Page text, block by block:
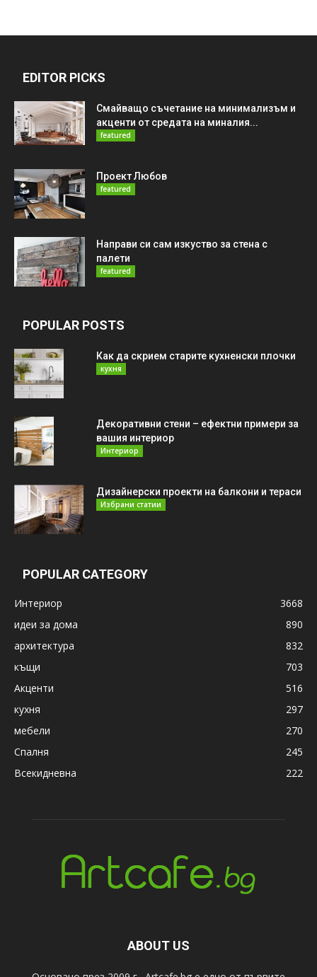
EDITOR PICKS
Смайващо съчетание на минимализъм и
акценти от средата на миналия...
featured
Проект Любов
featured
Направи си сам изкуство за стена с
палети
featured
POPULAR POSTS
Как да скрием старите кухненски плочки
кухня
Декоративни стени – ефектни примери за
вашия интериор
Интериор
Дизайнерски проекти на балкони и тераси
Избрани статии
POPULAR CATEGORY
Интериор
3668
идеи за дома
890
архитектура
832
къщи
703
Акценти
516
кухня
297
мебели
270
Спалня
245
Всекидневна
222
ABOUT US